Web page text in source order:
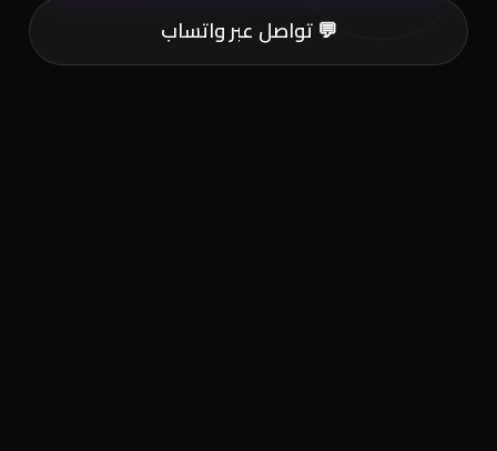
💬 تواصل عبر واتساب